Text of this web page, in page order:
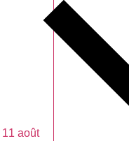
11 août